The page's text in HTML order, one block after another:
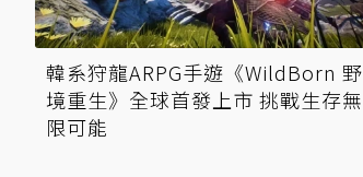
韓系狩龍ARPG手遊《WildBorn 野
境重生》全球首發上市 挑戰生存無
限可能